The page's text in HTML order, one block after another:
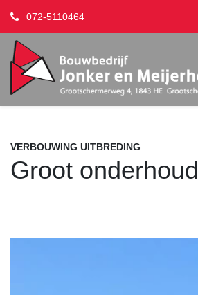
072-5110464
VERBOUWING UITBREDING
Groot onderhoud